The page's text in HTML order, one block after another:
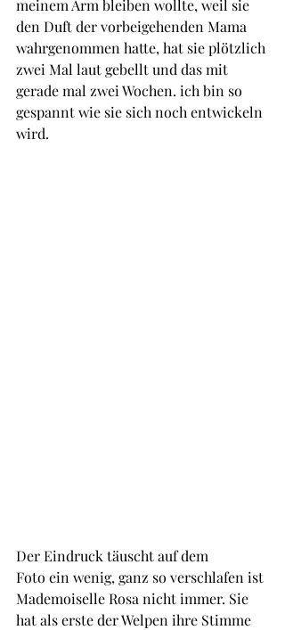
meinem Arm bleiben wollte, weil sie
den Duft der vorbeigehenden Mama
wahrgenommen hatte, hat sie plötzlich
zwei Mal laut gebellt und das mit
gerade mal zwei Wochen. ich bin so
gespannt wie sie sich noch entwickeln
wird.
Der Eindruck täuscht auf dem
Foto ein wenig, ganz so verschlafen ist
Mademoiselle Rosa nicht immer. Sie
hat als erste der Welpen ihre Stimme